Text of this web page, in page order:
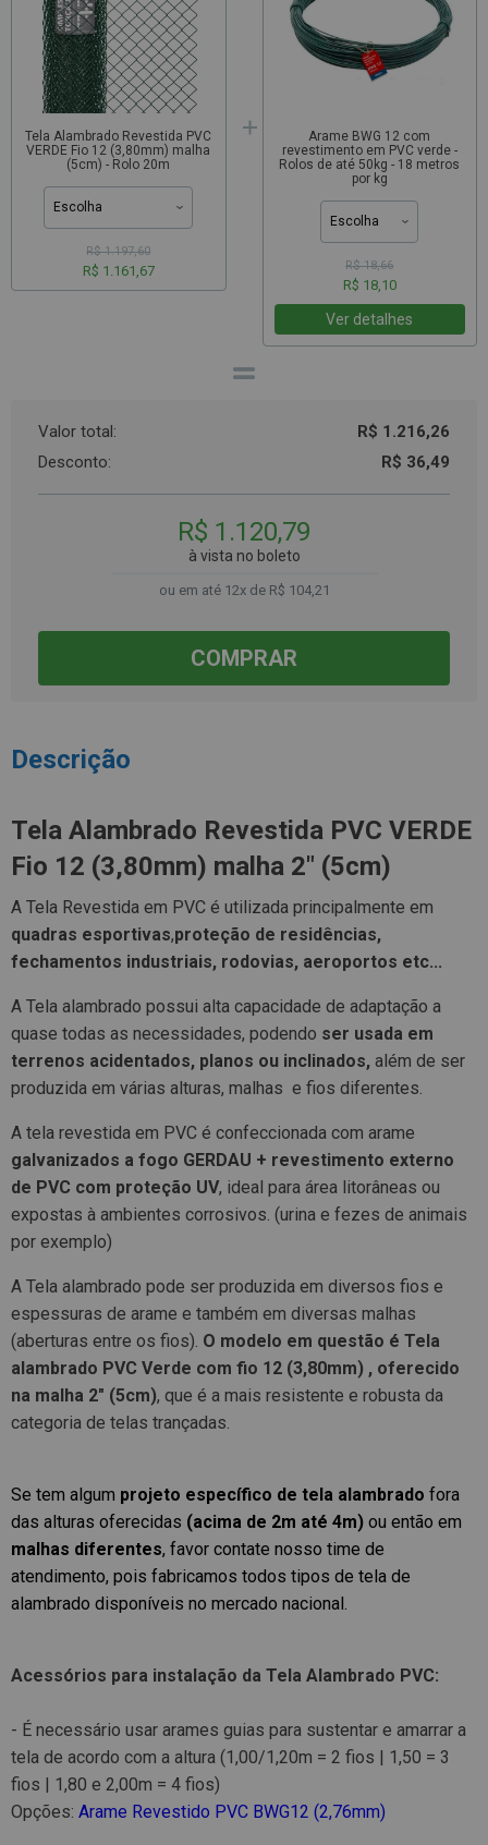
Tela Alambrado Revestida PVC
VERDE Fio 12 (3,80mm) malha
(5cm) - Rolo 20m
R$ 1.197,60
R$ 1.161,67
Arame BWG 12 com
revestimento em PVC verde -
Rolos de até 50kg - 18 metros
por kg
R$ 18,66
R$ 18,10
Ver detalhes
Valor total:
R$ 1.216,26
Desconto:
R$ 36,49
R$ 1.120,79
à vista no boleto
ou em até 12x de R$ 104,21
COMPRAR
Descrição
Tela Alambrado Revestida PVC VERDE
Fio 12 (3,80mm) malha 2" (5cm)
A Tela Revestida em PVC é utilizada principalmente em
quadras esportivas,proteção de residências,
fechamentos industriais, rodovias, aeroportos etc...
A Tela alambrado possui alta capacidade de adaptação a
quase todas as necessidades, podendo ser usada em
terrenos acidentados, planos ou inclinados, além de ser
produzida em várias alturas, malhas e fios diferentes.
A tela revestida em PVC é confeccionada com arame
galvanizados a fogo GERDAU + revestimento externo
de PVC com proteção UV, ideal para área litorâneas ou
expostas à ambientes corrosivos. (urina e fezes de animais
por exemplo)
A Tela alambrado pode ser produzida em diversos fios e
espessuras de arame e também em diversas malhas
(aberturas entre os fios). O modelo em questão é Tela
alambrado PVC Verde com fio 12 (3,80mm) , oferecido
na malha 2" (5cm), que é a mais resistente e robusta da
categoria de telas trançadas.
Se tem algum projeto específico de tela alambrado fora
das alturas oferecidas (acima de 2m até 4m) ou então em
malhas diferentes, favor contate nosso time de
atendimento, pois fabricamos todos tipos de tela de
alambrado disponíveis no mercado nacional.
Acessórios para instalação da Tela Alambrado PVC:
- É necessário usar arames guias para sustentar e amarrar a
tela de acordo com a altura (1,00/1,20m = 2 fios | 1,50 = 3
fios | 1,80 e 2,00m = 4 fios)
Opções: Arame Revestido PVC BWG12 (2,76mm)